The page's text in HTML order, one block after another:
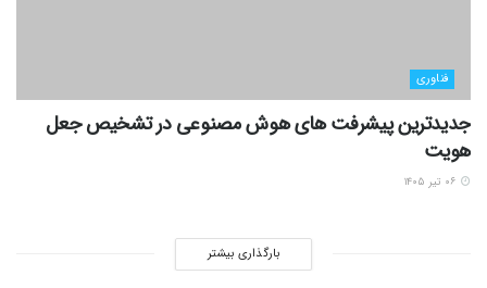
فناوری
جدیدترین پیشرفت های هوش مصنوعی در تشخیص جعل
هویت
بارگذاری بیشتر